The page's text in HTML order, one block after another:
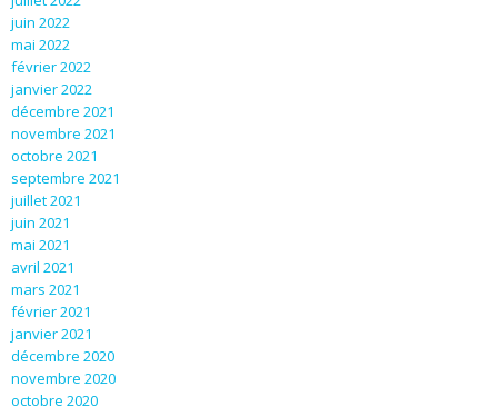
juin 2022
mai 2022
février 2022
janvier 2022
décembre 2021
novembre 2021
octobre 2021
septembre 2021
juillet 2021
juin 2021
mai 2021
avril 2021
mars 2021
février 2021
janvier 2021
décembre 2020
novembre 2020
octobre 2020